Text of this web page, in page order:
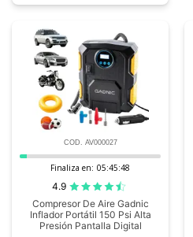
COD. AV000027
Finaliza en: 05:45:47
4.9
Compresor De Aire Gadnic
Inflador Portátil 150 Psi Alta
Presión Pantalla Digital